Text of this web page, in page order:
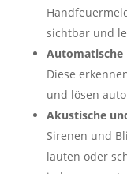
sichtbar und
Automatische
Diese
und lösen
Akustische
Sirenen und
lauten oder